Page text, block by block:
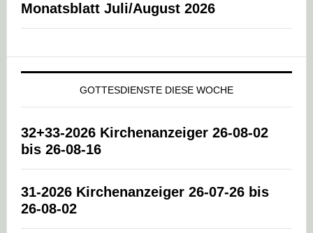
Monatsblatt Juli/August 2026
GOTTESDIENSTE DIESE WOCHE
32+33-2026 Kirchenanzeiger 26-08-02
bis 26-08-16
31-2026 Kirchenanzeiger 26-07-26 bis
26-08-02